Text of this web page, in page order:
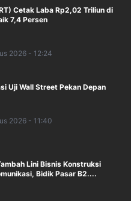
Cetak Laba Rp2,02 Triliun di
7,4 Persen
2026 - 12:24
Uji Wall Street Pekan Depan
2026 - 11:40
Lini Bisnis Konstruksi
Bidik Pasar B2....